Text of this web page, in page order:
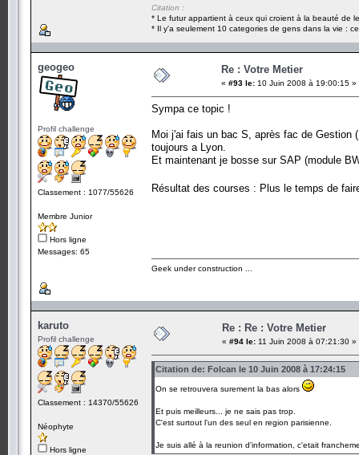
Citation :
* Le futur appartient à ceux qui croient à la beauté de
* Il y'a seulement 10 categories de gens dans la vie :
geogeo
Profil challenge
Classement : 1077/55626
Membre Junior
Hors ligne
Messages: 65
Re : Votre Metier
« #93 le: 10 Juin 2008 à 19:00:15 »
Sympa ce topic !
Moi j'ai fais un bac S, après fac de Gestion
toujours a Lyon.
Et maintenant je bosse sur SAP (module
Résultat des courses : Plus le temps de
Geek under construction ...
karuto
Profil challenge
Classement : 14370/55626
Néophyte
Hors ligne
Re : Re : Votre Metier
« #94 le: 11 Juin 2008 à 07:21:30 »
Citation de: Folcan le 10 Juin 2008 à 17:24:15
On se retrouvera surement la bas alors
Et puis meilleurs... je ne sais pas trop.
C'est surtout l'un des seul en region parisienne.
Je suis allé à la reunion d'information, c'etait